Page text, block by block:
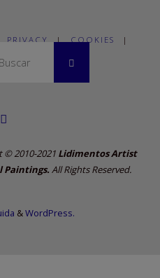
PRIVACY | COOKIES |
Buscar
2010-2021 Lidimentos Artist
Paintings. All Rights Reserved.
&WordPress.